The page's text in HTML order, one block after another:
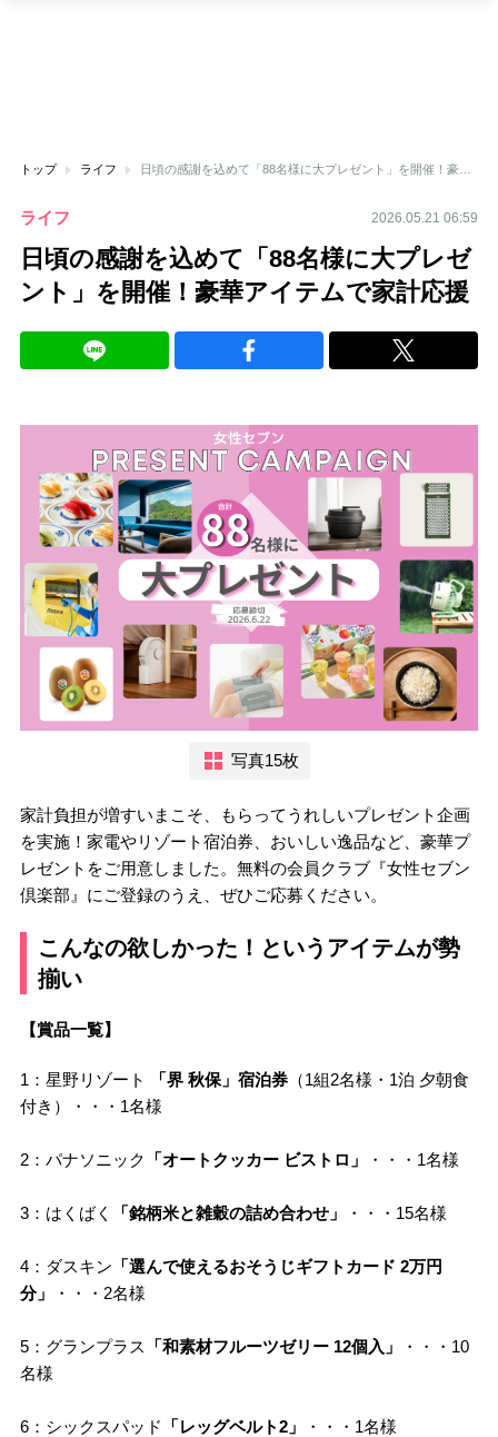
トップ ライフ 日頃の感謝を込めて「88名様に大プレゼント」を開催！豪華アイテムで家計応援
ライフ 2026.05.21 06:59
日頃の感謝を込めて「88名様に大プレゼ
ント」を開催！豪華アイテムで家計応援
写真15枚
家計負担が増すいまこそ、もらってうれしいプレゼント企画
を実施！家電やリゾート宿泊券、おいしい逸品など、豪華プ
レゼントをご用意しました。無料の会員クラブ『女性セブン
倶楽部』にご登録のうえ、ぜひご応募ください。
こんなの欲しかった！というアイテムが勢
揃い
【賞品一覧】
1：星野リゾート 「界 秋保」宿泊券（1組2名様・1泊 夕朝食
付き）・・・1名様
2：パナソニック 「オートクッカー ビストロ」 ・・・1名様
3：はくばく 「銘柄米と雑穀の詰め合わせ」 ・・・15名様
4：ダスキン 「選んで使えるおそうじギフトカード 2万円
分」
・・・2名様
5：グランプラス 「和素材フルーツゼリー 12個入」
・・・10
名様
6：シックスパッド 「レッグベルト2」 ・・・1名様